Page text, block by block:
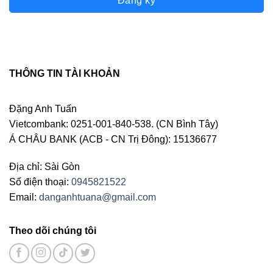
THÔNG TIN TÀI KHOẢN
Đặng Anh Tuấn
Vietcombank: 0251-001-840-538. (CN Bình Tây)
Á CHÂU BANK (ACB - CN Trị Đông): 15136677
Địa chỉ: Sài Gòn
Số điện thoại: 0945821522
Email: danganhtuana@gmail.com
Theo dõi chúng tôi